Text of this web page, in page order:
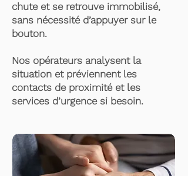
chute et se retrouve immobilisé,
sans nécessité d’appuyer sur le
bouton.
Nos opérateurs analysent la
situation et préviennent les
contacts de proximité et les
services d’urgence si besoin.